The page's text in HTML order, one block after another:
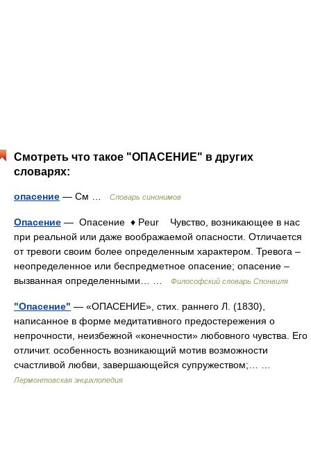
Смотреть что такое "ОПАСЕНИЕ" в других
словарях:
опасение — См … Словарь синонимов
Опасение — Опасение ♦ Peur Чувство, возникающее в нас
при реальной или даже воображаемой опасности. Отличается
от тревоги своим более определенным характером. Тревога –
неопределенное или беспредметное опасение; опасение –
вызванная определенными… …
Философский словарь Спонвиля
"Опасение" — «ОПАСЕНИЕ», стих. раннего Л. (1830),
написанное в форме медитативного предостережения о
непрочности, неизбежной «конечности» любовного чувства. Его
отличит. особенность возникающий мотив возможности
счастливой любви, завершающейся супружеством;… …
Лермонтовская энциклопедия